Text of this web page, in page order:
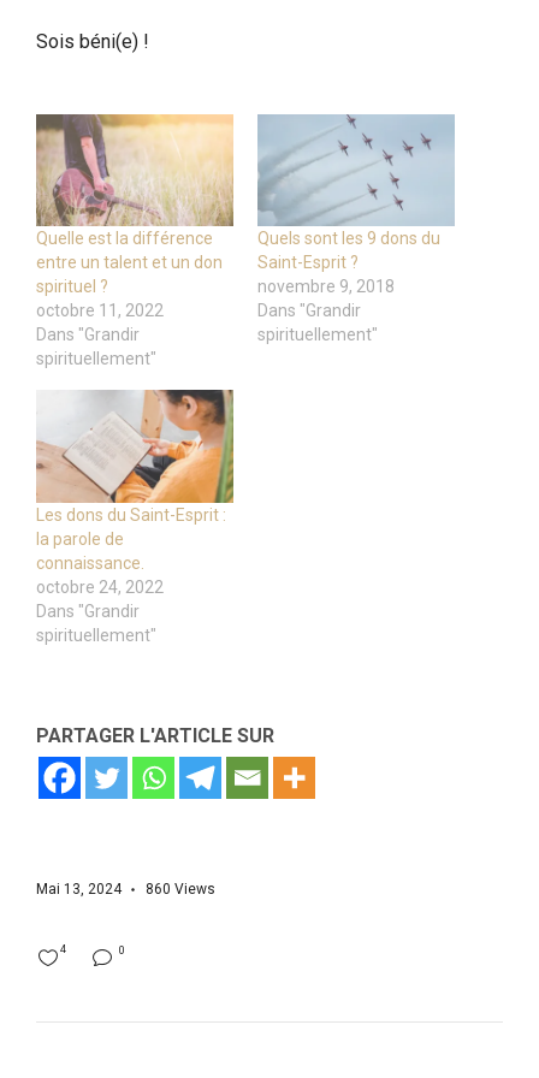
Sois béni(e) !
Quelle est la différence
entre un talent et un don
spirituel ?
octobre 11, 2022
Dans "Grandir
spirituellement"
Quels sont les 9 dons du
Saint-Esprit ?
novembre 9, 2018
Dans "Grandir
spirituellement"
Les dons du Saint-Esprit :
la parole de
connaissance.
octobre 24, 2022
Dans "Grandir
spirituellement"
PARTAGER L'ARTICLE SUR
Mai 13, 2024 860 Views
0
4